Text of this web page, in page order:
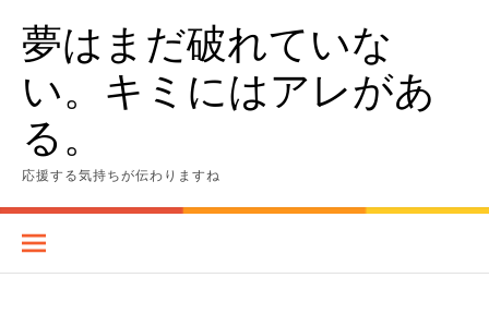
content夢はまだ破れていな
い。キミにはアレがあ
る。
応援する気持ちが伝わりますね